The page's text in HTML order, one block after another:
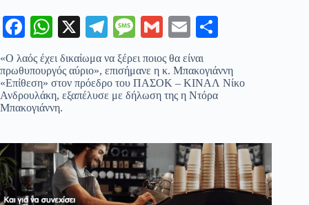
Fa
ce
bo
ok
W
ha
ts
A
pp
X
Te
le
gr
a
M
sa
ge
G
m
ail
E
ail ρ
α
εί
τε
«Ο λαός έχει δικαίωμα να ξέρει ποιος θα είναι
πρωθυπουργός αύριο», επισήμανε η κ. Μπακογιάννη
«Επίθεση» στον πρόεδρο του ΠΑΣΟΚ – ΚΙΝΑΛ Νίκο
Ανδρουλάκη, εξαπέλυσε με δήλωση της η Ντόρα
Μπακογιάννη.